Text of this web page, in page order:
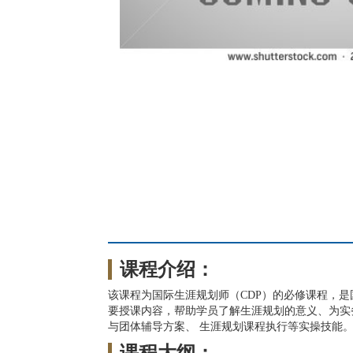
课程介绍：
该课程为国际生涯规划师（CDP）的必修课程，
要授课内容，帮助学员了解生涯规划的意义、为
与团体辅导方案、 生涯规划课程执行等实操技能。